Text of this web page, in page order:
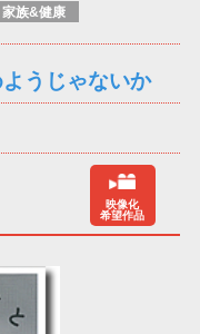
家族&健康
うじゃないか
映像化
希望作品